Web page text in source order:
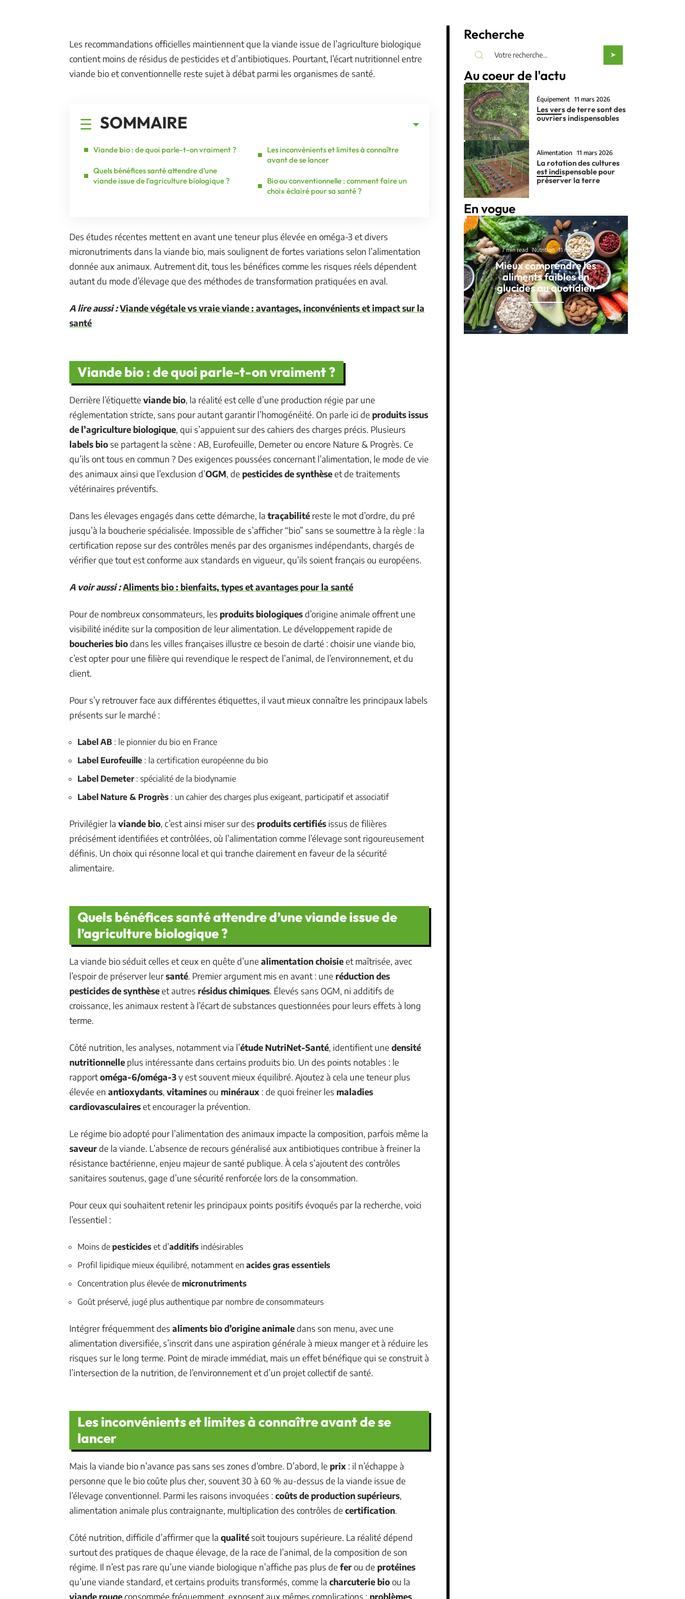
Les recommandations officielles maintiennent que la viande issue de l’agriculture biologique
contient moins de résidus de pesticides et d’antibiotiques. Pourtant, l’écart nutritionnel entre
viande bio et conventionnelle reste sujet à débat parmi les organismes de santé.
SOMMAIRE
Viande bio : de quoi parle-t-on vraiment ?
Quels bénéfices santé attendre d’une
viande issue de l’agriculture biologique ?
Les inconvénients et limites à connaître
avant de se lancer
Bio ou conventionnelle : comment faire un
choix éclairé pour sa santé ?
Des études récentes mettent en avant une teneur plus élevée en oméga-3 et divers
micronutriments dans la viande bio, mais soulignent de fortes variations selon l’alimentation
donnée aux animaux. Autrement dit, tous les bénéfices comme les risques réels dépendent
autant du mode d’élevage que des méthodes de transformation pratiquées en aval.
A lire aussi :Viande végétale vs vraie viande : avantages, inconvénients et impact sur la
santé
Viande bio : de quoi parle-t-on vraiment ?
Derrière l’étiquette viande bio, la réalité est celle d’une production régie par une
réglementation stricte, sans pour autant garantir l’homogénéité. On parle ici de produits issus
de l’agriculture biologique, qui s’appuient sur des cahiers des charges précis. Plusieurs
labels biose partagent la scène : AB, Eurofeuille, Demeter ou encore Nature & Progrès. Ce
qu’ils ont tous en commun ? Des exigences poussées concernant l’alimentation, le mode de vie
des animaux ainsi que l’exclusion d’OGM, de pesticides de synthèseet de traitements
vétérinaires préventifs.
Dans les élevages engagés dans cette démarche, la traçabilité reste le mot d’ordre, du pré
jusqu’à la boucherie spécialisée. Impossible de s’afficher “bio” sans se soumettre à la règle : la
certification repose sur des contrôles menés par des organismes indépendants, chargés de
vérifier que tout est conforme aux standards en vigueur, qu’ils soient français ou européens.
A voir aussi :Aliments bio : bienfaits, types et avantages pour la santé
Pour de nombreux consommateurs, les produits biologiquesd’origine animale offrent une
visibilité inédite sur la composition de leur alimentation. Le développement rapide de
boucheries biodans les villes françaises illustre ce besoin de clarté : choisir une viande bio,
c’est opter pour une filière qui revendique le respect de l’animal, de l’environnement, et du
client.
Pour s’y retrouver face aux différentes étiquettes, il vaut mieux connaître les principaux labels
présents sur le marché :
Label AB : le pionnier du bio en France
Label Eurofeuille : la certification européenne du bio
Label Demeter: spécialité de la biodynamie
Label Nature & Progrès : un cahier des charges plus exigeant, participatif et associatif
Privilégier la viande bio, c’est ainsi miser sur des produits certifiés issus de filières
précisément identifiées et contrôlées, où l’alimentation comme l’élevage sont rigoureusement
définis. Un choix qui résonne local et qui tranche clairement en faveur de la sécurité
alimentaire.
Quels bénéfices santé attendre d’une viande issue de
l’agriculture biologique ?
La viande bio séduit celles et ceux en quête d’une alimentation choisieet maîtrisée, avec
l’espoir de préserver leursanté. Premier argument mis en avant : une réduction des
pesticides de synthèseet autres résidus chimiques. Élevés sans OGM, ni additifs de
croissance, les animaux restent à l’écart de substances questionnées pour leurs effets à long
terme.
Côté nutrition, les analyses, notamment via l’étude NutriNet-Santé, identifient une densité
nutritionnelle plus intéressante dans certains produits bio. Un des points notables : le
rapportoméga-6/oméga-3y est souvent mieux équilibré. Ajoutez à cela une teneur plus
élevée en antioxydants, vitaminesou minéraux : de quoi freiner les maladies
cardiovasculaireset encourager la prévention.
Le régime bio adopté pour l’alimentation des animaux impacte la composition, parfois même la
saveurde la viande. L’absence de recours généralisé aux antibiotiques contribue à freiner la
résistance bactérienne, enjeu majeur de santé publique. À cela s’ajoutent des contrôles
sanitaires soutenus, gage d’une sécurité renforcée lors de la consommation.
Pour ceux qui souhaitent retenir les principaux points positifs évoqués par la recherche, voici
l’essentiel :
Moins de pesticides et d’additifs indésirables
Profil lipidique mieux équilibré, notamment en acides gras essentiels
Concentration plus élevée de micronutriments
Goût préservé, jugé plus authentique par nombre de consommateurs
Intégrer fréquemment des aliments bio d’origine animaledans son menu, avec une
alimentation diversifiée, s’inscrit dans une aspiration générale à mieux manger et à réduire les
risques sur le long terme. Point de miracle immédiat, mais un effet bénéfique qui se construit à
l’intersection de la nutrition, de l’environnement et d’un projet collectif de santé.
Les inconvénients et limites à connaître avant de se
lancer
Mais la viande bio n’avance pas sans ses zones d’ombre. D’abord, le prix : il n’échappe à
personne que le bio coûte plus cher, souvent 30 à 60 % au-dessus de la viande issue de
l’élevage conventionnel. Parmi les raisons invoquées : coûts de production supérieurs,
alimentation animale plus contraignante, multiplication des contrôles de certification.
Côté nutrition, difficile d’affirmer que la qualitésoit toujours supérieure. La réalité dépend
surtout des pratiques de chaque élevage, de la race de l’animal, de la composition de son
régime. Il n’est pas rare qu’une viande biologique n’affiche pas plus de ferou de protéines
qu’une viande standard, et certains produits transformés, comme la charcuterie bioou la
viande rougeconsommée fréquemment, exposent aux mêmes complications : problèmes
Recherche
Au coeur de l'actu
Équipement 11 mars 2026
Les vers de terre sont des
ouvriers indispensables
Alimentation 11 mars 2026
La rotation des cultures
est indispensable pour
préserver la terre
En vogue
7 min read Nutrition 11 mars 2026
Mieux comprendre les
aliments faibles en
glucides au quotidien